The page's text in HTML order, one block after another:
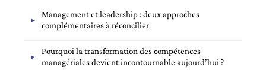
Management et leadership : deux approches
complémentaires à réconcilier
Pourquoi la transformation des compétences
managériales devient incontournable aujourd’hui ?